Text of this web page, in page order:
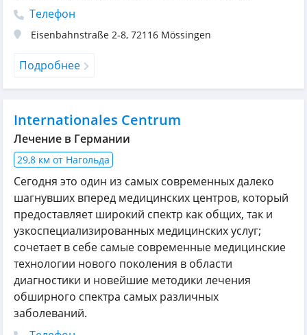
Телефон
Eisenbahnstraße 2-8, 72116 Mössingen
Подробнее
Internationales Centrum
Лечение в Германии
29,8 км от Нагольда
Сегодня это один из самых современных далеко
шагнувших вперед медицинских центров, который
предоставляет широкий спектр как общих, так и
узкоспециализированных медицинских услуг;
сочетает в себе самые современные медицинские
технологии нового поколения в области
диагностики и новейшие методики лечения
обширного спектра самых различных
заболеваний.